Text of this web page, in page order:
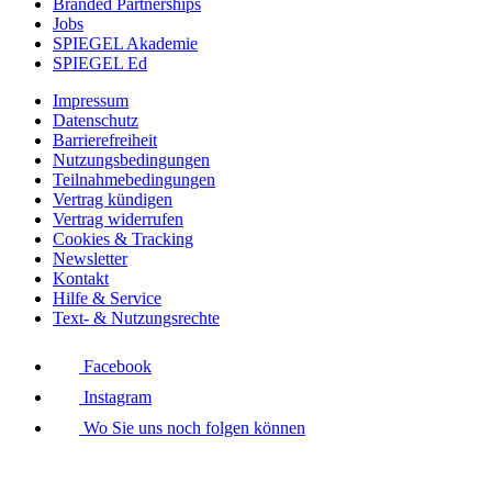
Branded Partnerships
Jobs
SPIEGEL Akademie
SPIEGEL Ed
Impressum
Datenschutz
Barrierefreiheit
Nutzungsbedingungen
Teilnahmebedingungen
Vertrag kündigen
Vertrag widerrufen
Cookies & Tracking
Newsletter
Kontakt
Hilfe & Service
Text- & Nutzungsrechte
Facebook
Instagram
Wo Sie uns noch folgen können